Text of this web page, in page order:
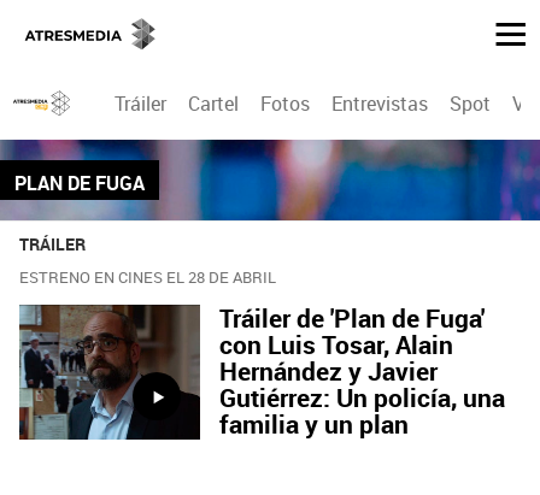
Tráiler Cartel Fotos Entrevistas Spot
PLAN DE FUGA
TRÁILER
ESTRENO EN CINES EL 28 DE ABRIL
Tráiler de 'Plan de Fuga'
con Luis Tosar, Alain
Hernández y Javier
Gutiérrez: Un policía, una
familia y un plan